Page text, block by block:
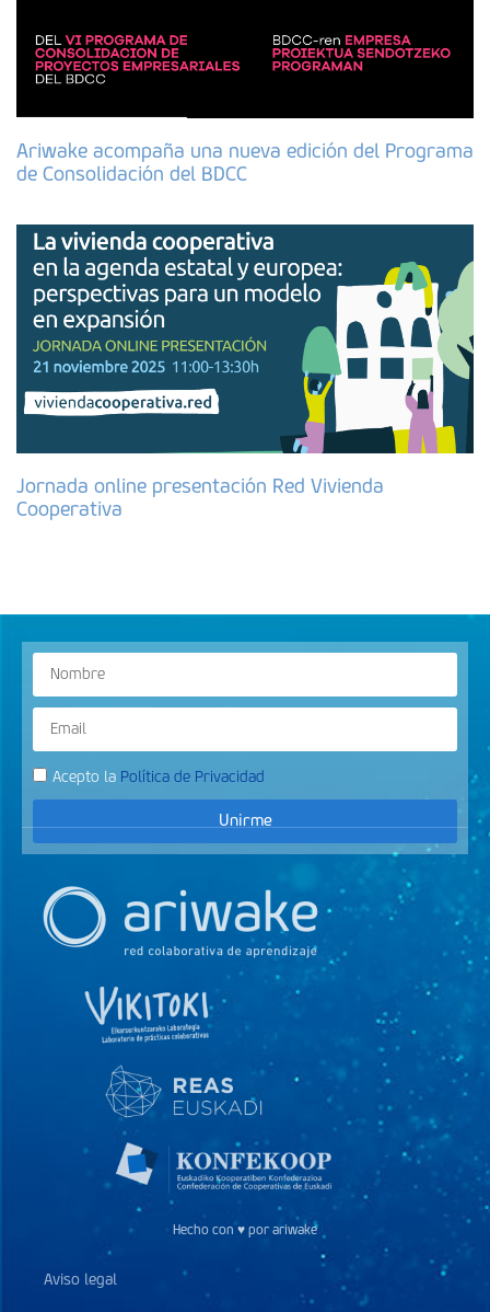
Ariwake acompaña una nueva edición del Programa
de Consolidación del BDCC
Jornada online presentación Red Vivienda
Cooperativa
Acepto la Política de Privacidad
Unirme
Hecho con ♥ por ariwake
Aviso legal